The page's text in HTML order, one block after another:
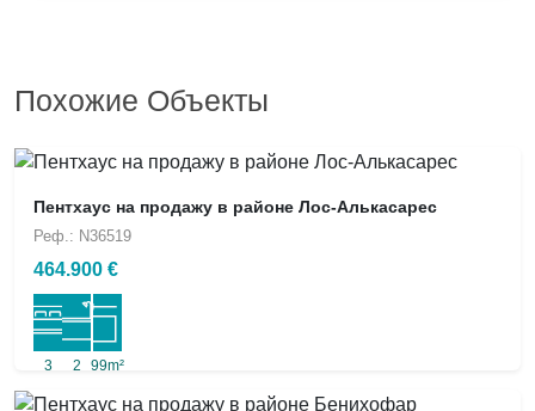
Похожие Объекты
Пентхаус на продажу в районе Лос-Алькасарес
Реф.: N36519
464.900 €
3 2 99m²